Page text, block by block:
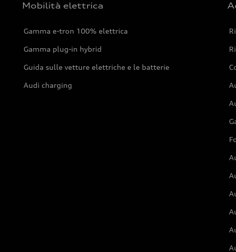
Mobilità elettrica
Gamma e-tron 100% elettrica
Gamma plug-in hybrid
Guida sulle vetture elettriche e le batterie
Audi charging